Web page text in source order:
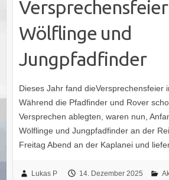
Wölflinge und
Jungpfadfinder
Dieses Jahr fand dieVersprechensfeier
Während die Pfadfinder und Rover
Versprechen ablegten, waren nun,
Wölflinge und Jungpfadfinder an der
Freitag Abend an der Kaplanei und
Lukas P 14. Dezember 2025